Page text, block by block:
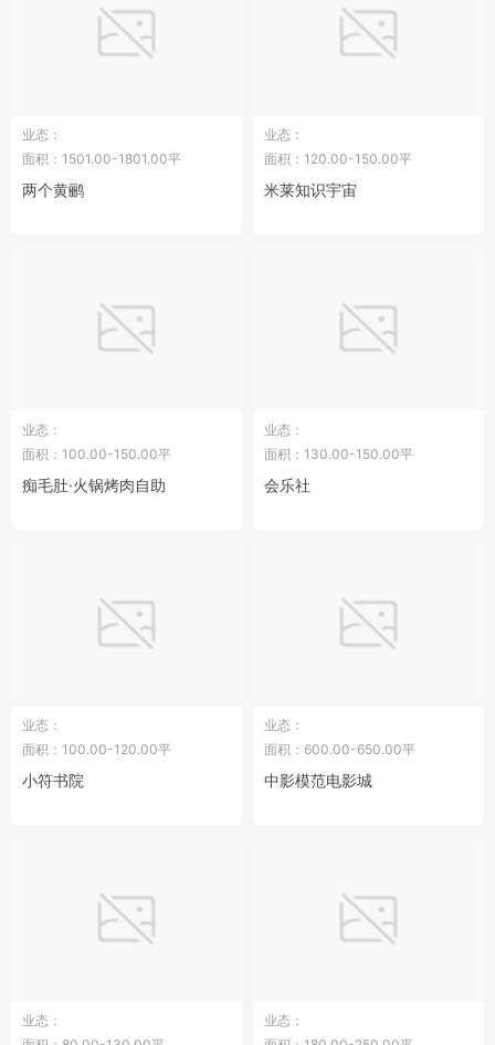
业态：
面积：1501.00-1801.00平
两个黄鹂
业态：
面积：120.00-150.00平
米莱知识宇宙
业态：
面积：100.00-150.00平
痴毛肚·火锅烤肉自助
业态：
面积：130.00-150.00平
会乐社
业态：
面积：100.00-120.00平
小符书院
业态：
面积：600.00-650.00平
中影模范电影城
业态：
业态：